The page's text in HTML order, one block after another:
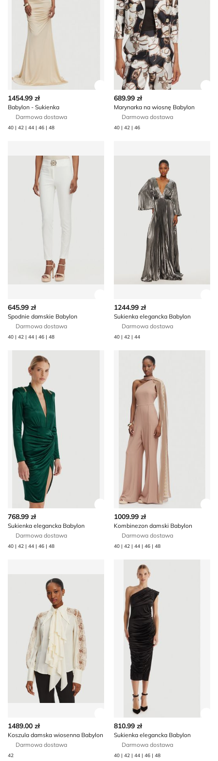
Zobacz szczegóły produktu
1454.99 zł
Babylon - Sukienka
Darmowa dostawa
40 | 42 | 44 | 46 | 48
689.99 zł
Marynarka na wiosnę Babylon
Darmowa dostawa
40 | 42 | 46
645.99 zł
Spodnie damskie Babylon
Darmowa dostawa
40 | 42 | 44 | 46 | 48
1244.99 zł
Sukienka elegancka Babylon
Darmowa dostawa
40 | 42 | 44
Sukienka elegancka Babylon
Zobacz szczegóły produktu
768.99 zł
Sukienka elegancka Babylon
Darmowa dostawa
40 | 42 | 44 | 46 | 48
Kombinezon damski Babylon
1009.99 zł
Kombinezon damski Babylon
Darmowa dostawa
40 | 42 | 44 | 46 | 48
Zobacz szczegóły produktu
1489.00 zł
Koszula damska wiosenna Babylon
Darmowa dostawa
42
Sukienka elegancka Babylon
810.99 zł
Sukienka elegancka Babylon
Darmowa dostawa
40 | 42 | 44 | 46 | 48